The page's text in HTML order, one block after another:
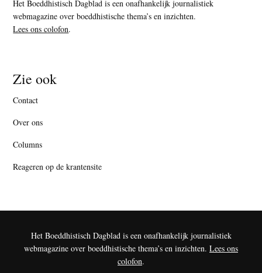
Het Boeddhistisch Dagblad is een onafhankelijk journalistiek
webmagazine over boeddhistische thema’s en inzichten.
Lees ons colofon.
Zie ook
Contact
Over ons
Columns
Reageren op de krantensite
Het Boeddhistisch Dagblad is een onafhankelijk journalistiek
webmagazine over boeddhistische thema’s en inzichten. Lees ons
colofon.